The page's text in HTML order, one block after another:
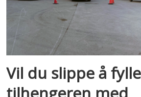
Vil du slippe å fylle
tilhengeren med